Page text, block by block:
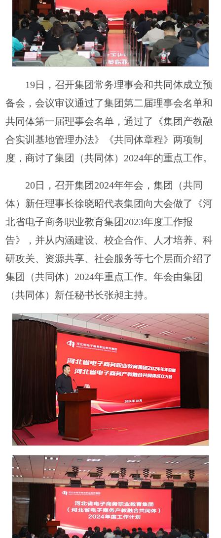
19日，召开集团常务理事会和共同体成立预
备会，会议审议通过了集团第二届理事会名单和
共同体第一届理事会名单，通过了《集团产教融
合实训基地管理办法》《共同体章程》两项制
度，商讨了集团（共同体）2024年的重点工作。
20日，召开集团2024年年会，集团（共同
体）新任理事长徐晓昭代表集团向大会做了《河
北省电子商务职业教育集团2023年度工作报
告》，并从内涵建设、校企合作、人才培养、科
研攻关、资源共享、社会服务等七个层面介绍了
集团（共同体）2024年重点工作。年会由集团
（共同体）新任秘书长张昶主持。